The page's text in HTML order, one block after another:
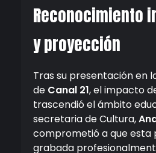
Reconocimiento
y proyección
Tras su presentación en
de Canal 21, el impacto
trascendió el ámbito
secretaria de Cultura,
comprometió a que esta
grabada